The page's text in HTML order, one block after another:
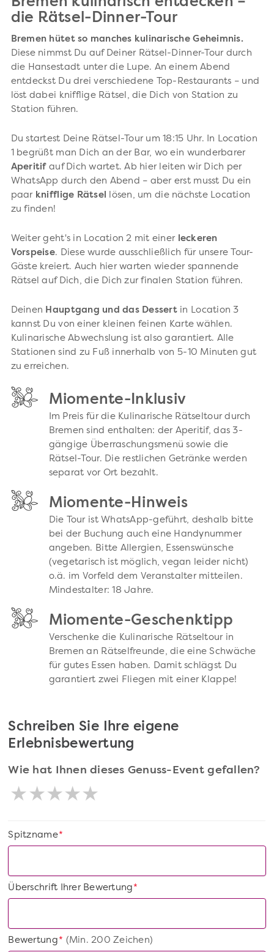
die Rätsel-Dinner-Tour
Bremen hütet so manches kulinarische Geheimnis.
Diese nimmst Du auf Deiner Rätsel-Dinner-Tour durch
die Hansestadt unter die Lupe. An einem Abend
entdeckst Du drei verschiedene Top-Restaurants – und
löst dabei knifflige Rätsel, die Dich von Station zu
Station führen.
Du startest Deine Rätsel-Tour um 18:15 Uhr. In Location
1 begrüßt man Dich an der Bar, wo ein wunderbarer
Aperitifauf Dich wartet. Ab hier leiten wir Dich per
WhatsApp durch den Abend – aber erst musst Du ein
paar knifflige Rätsel lösen, um die nächste Location
zu finden!
Weiter geht's in Location 2 mit einer leckeren
Vorspeise. Diese wurde ausschließlich für unsere Tour-
Gäste kreiert. Auch hier warten wieder spannende
Rätsel auf Dich, die Dich zur finalen Station führen.
Deinen Hauptgang und das Dessertin Location 3
kannst Du von einer kleinen feinen Karte wählen.
Kulinarische Abwechslung ist also garantiert. Alle
Stationen sind zu Fuß innerhalb von 5-10 Minuten gut
zu erreichen.
Miomente-Inklusiv
Im Preis für die Kulinarische Rätseltour durch
Bremen sind enthalten: der Aperitif, das 3-
gängige Überraschungsmenü sowie die
Rätsel-Tour. Die restlichen Getränke werden
separat vor Ort bezahlt.
Miomente-Hinweis
Die Tour ist WhatsApp-geführt, deshalb bitte
bei der Buchung auch eine Handynummer
angeben. Bitte Allergien, Essenswünsche
(vegetarisch ist möglich, vegan leider nicht)
o.ä. im Vorfeld dem Veranstalter mitteilen.
Mindestalter: 18 Jahre.
Miomente-Geschenktipp
Verschenke die Kulinarische Rätseltour in
Bremen an Rätselfreunde, die eine Schwäche
für gutes Essen haben. Damit schlägst Du
garantiert zwei Fliegen mit einer Klappe!
Schreiben Sie Ihre eigene
Erlebnisbewertung
Wie hat Ihnen dieses Genuss-Event gefallen?
*
Spitzname
*
Überschrift Ihrer Bewertung
*
Bewertung(Min. 200 Zeichen)